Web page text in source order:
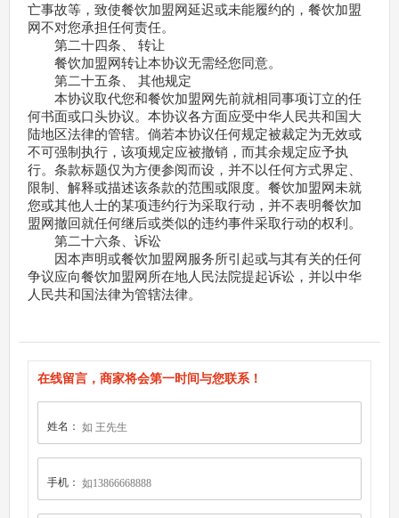
亡事故等，致使餐饮加盟网延迟或未能履约的，餐饮加盟
网不对您承担任何责任。
第二十四条、 转让
餐饮加盟网转让本协议无需经您同意。
第二十五条、 其他规定
本协议取代您和餐饮加盟网先前就相同事项订立的任
何书面或口头协议。本协议各方面应受中华人民共和国大
陆地区法律的管辖。倘若本协议任何规定被裁定为无效或
不可强制执行，该项规定应被撤销，而其余规定应予执
行。条款标题仅为方便参阅而设，并不以任何方式界定、
限制、解释或描述该条款的范围或限度。餐饮加盟网未就
您或其他人士的某项违约行为采取行动，并不表明餐饮加
盟网撤回就任何继后或类似的违约事件采取行动的权利。
第二十六条、诉讼
因本声明或餐饮加盟网服务所引起或与其有关的任何
争议应向餐饮加盟网所在地人民法院提起诉讼，并以中华
人民共和国法律为管辖法律。
在线留言，商家将会第一时间与您联系！
姓名：
手机：